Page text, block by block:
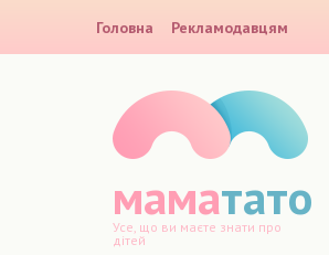
Головна Рекламодавцям
маматато
Усе, що ви маєте знати про
дітей